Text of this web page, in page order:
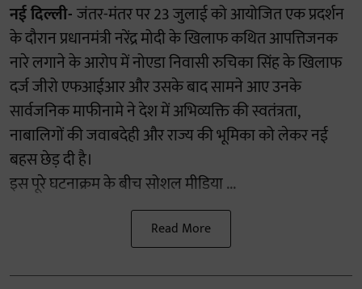
नई दिल्ली-जंतर-मंतर पर 23 जुलाई को आयोजित एक प्रदर्शन
के दौरान प्रधानमंत्री नरेंद्र मोदी के खिलाफ कथित आपत्तिजनक
नारे लगाने के आरोप में नोएडा निवासी रुचिका सिंह के खिलाफ
दर्ज जीरो एफआईआर और उसके बाद सामने आए उनके
सार्वजनिक माफीनामे ने देश में अभिव्यक्ति की स्वतंत्रता,
नाबालिगों की जवाबदेही और राज्य की भूमिका को लेकर नई
बहस छेड़ दी है।
इस पूरे घटनाक्रम के बीच सोशल मीडिया ...
Read More